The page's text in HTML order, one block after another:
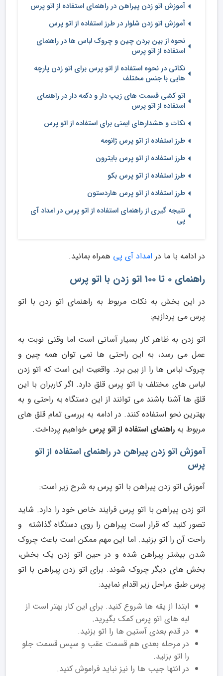
آموزش اتو زدن پیراهن در راهنمای استفاده از اتو پرس
آموزش اتو زدن شلوار در طرز استفاده از اتو پرس
نحوه از بین بردن چین و چروک لباس ها در راهنمای
استفاده از اتو پرس
نکاتی در نحوه استفاده از اتو پرس برای اتو زدن پارچه
هایی با جنس مختلف
اتو کشی قسمت های زیپ دار و دکمه دار در راهنمای
استفاده از اتو پرس
نکات و هشدارهای ایمنی برای استفاده از اتو پرس
طرز استفاده از اتو پرس ژانومه
طرز استفاده از اتو پرس بایترون
طرز استفاده از اتو پرس بکو
طرز استفاده از اتو پرس هاردستون
نتیجه گیری از راهنمای استفاده از اتو پرس در امداد آی
پی
در ادامه با ما در امداد آی پی همراه بمانید.
راهنمای 0 تا 100 اتو زدن با اتو پرس
در این بخش به نکات مربوط به راهنمای اتو زدن با اتو
پرس می پردازیم:
اتو زدن به ظاهر کار بسیار آسانی است اما وقتی نوبت به
عمل می رسد، به این راحتی ها نمی توان همه چین و
چروک لباس ها را از بین برد. واقعیت این است که اتو زدن
لباس های مختلف با اتو پرس قلق دارد. اگر کاربران با این
قلق ها آشنا باشند می توانند از این دستگاه به راحتی و به
بهترین نحو استفاده کنند. در ادامه به بررسی تمام قلق های
مربوط به راهنمای استفاده از اتو پرس خواهیم پرداخت.
آموزش اتو زدن پیراهن در راهنمای استفاده از اتو
پرس
آموزش اتو زدن پیراهن با اتو پرس به شرح زیر است:
اتو زدن پیراهن با اتو پرس فرایند خاص خود را دارد. شاید
تصور کنید که قرار است پیراهن را روی دستگاه گذاشته و
راحت آن را اتو بزنید. اما این مهم ممکن است باعث چروک
شدن بیشتر پیراهن شده و در حین اتو زدن یک بخش،
بخش های دیگر چروک شوند. برای اتو زدن پیراهن با اتو
پرس طبق مراحل زیر اقدام نمایید:
ابتدا از یقه ها شروع کنید. برای این کار بهتر است از
لبه های اتو پرس کمک بگیرید.
در قدم بعدی آستین ها را اتو بزنید.
در مرحله بعدی هم قسمت عقب و سپس قسمت جلو
را اتو بزنید.
در انتها جیب ها را نیز نباید فراموش کنید.